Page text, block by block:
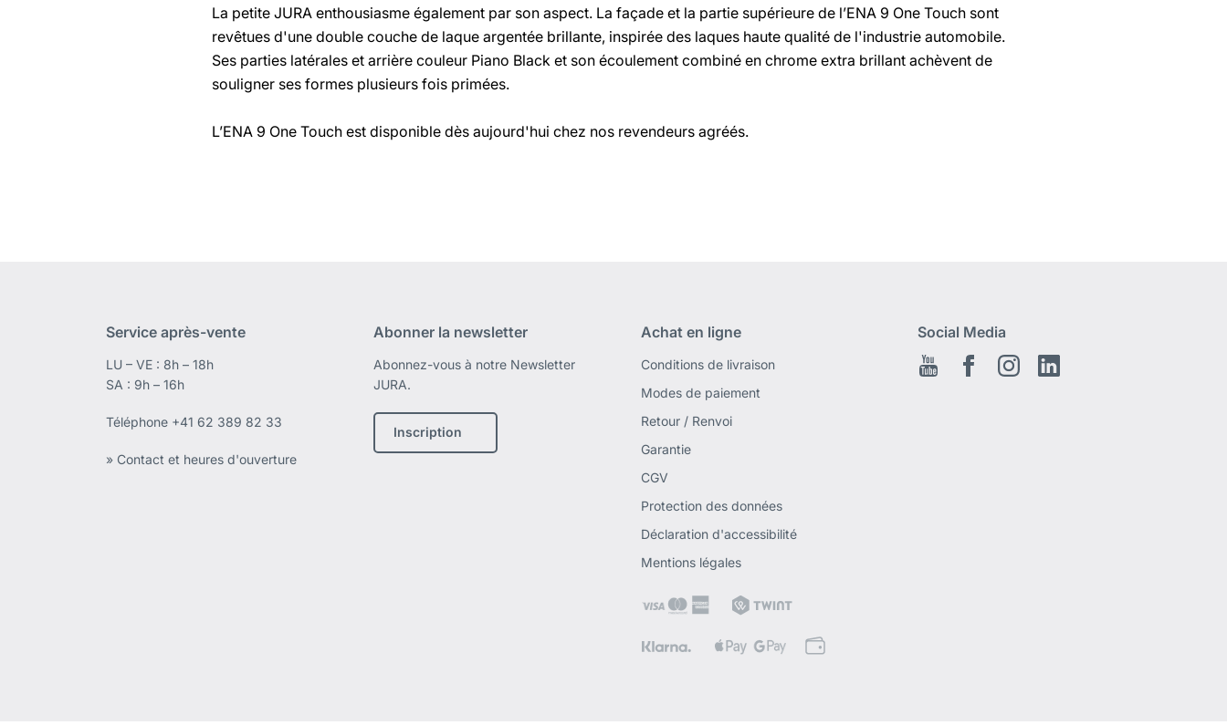
La petite JURA enthousiasme également par son aspect. La façade et la partie supérieure de l’ENA 9 One Touch sont
revêtues d'une double couche de laque argentée brillante, inspirée des laques haute qualité de l'industrie automobile.
Ses parties latérales et arrière couleur Piano Black et son écoulement combiné en chrome extra brillant achèvent de
souligner ses formes plusieurs fois primées.
L’ENA 9 One Touch est disponible dès aujourd'hui chez nos revendeurs agréés.
Service après-vente
LU – VE : 8h – 18h
SA : 9h – 16h
Téléphone +41 62 389 82 33
» Contact et heures d'ouverture
Abonner la newsletter
Abonnez-vous à notre Newsletter
JURA.
Inscription
Achat en ligne
Conditions de livraison
Modes de paiement
Retour / Renvoi
Garantie
CGV
Protection des données
Déclaration d'accessibilité
Mentions légales
Social Media
Youtube FacebookInstagram